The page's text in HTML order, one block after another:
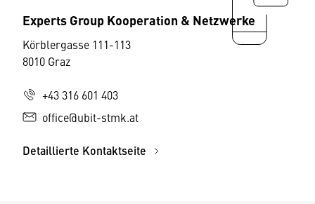
Experts Group Kooperation & Netzwerke
Körblergasse 111-113
8010 Graz
+43 316 601 403
office@ubit-stmk.at
Detaillierte Kontaktseite